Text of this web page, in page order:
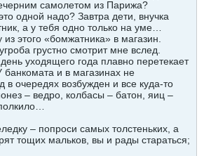
самолетом из Парижа?
одной надо? Завтра дети, внучка
а у тебя одно только на уме…
этого «бомжатника» в магазин.
грустно смотрит мне вслед.
уходящего года плавно перетекает
банкомата и в магазинах не
в очередях возбужден и все куда-то
– ведро, колбасы – батон, яиц –
– попроси самых толстеньких, а
тощих мальков, вы и рады стараться;